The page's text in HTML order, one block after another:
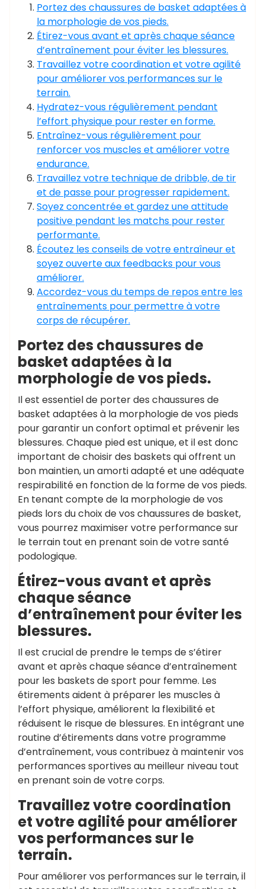
Portez des chaussures de basket adaptées à
la morphologie de vos pieds.
Étirez-vous avant et après chaque séance
d’entraînement pour éviter les blessures.
Travaillez votre coordination et votre agilité
pour améliorer vos performances sur le
terrain.
Hydratez-vous régulièrement pendant
l’effort physique pour rester en forme.
Entraînez-vous régulièrement pour
renforcer vos muscles et améliorer votre
endurance.
Travaillez votre technique de dribble, de tir
et de passe pour progresser rapidement.
Soyez concentrée et gardez une attitude
positive pendant les matchs pour rester
performante.
Écoutez les conseils de votre entraîneur et
soyez ouverte aux feedbacks pour vous
améliorer.
Accordez-vous du temps de repos entre les
entraînements pour permettre à votre
corps de récupérer.
Portez des chaussures de
basket adaptées à la
morphologie de vos pieds.
Il est essentiel de porter des chaussures de
basket adaptées à la morphologie de vos pieds
pour garantir un confort optimal et prévenir les
blessures. Chaque pied est unique, et il est donc
important de choisir des baskets qui offrent un
bon maintien, un amorti adapté et une adéquate
respirabilité en fonction de la forme de vos pieds.
En tenant compte de la morphologie de vos
pieds lors du choix de vos chaussures de basket,
vous pourrez maximiser votre performance sur
le terrain tout en prenant soin de votre santé
podologique.
Étirez-vous avant et après
chaque séance
d’entraînement pour éviter les
blessures.
Il est crucial de prendre le temps de s’étirer
avant et après chaque séance d’entraînement
pour les baskets de sport pour femme. Les
étirements aident à préparer les muscles à
l’effort physique, améliorent la flexibilité et
réduisent le risque de blessures. En intégrant une
routine d’étirements dans votre programme
d’entraînement, vous contribuez à maintenir vos
performances sportives au meilleur niveau tout
en prenant soin de votre corps.
Travaillez votre coordination
et votre agilité pour améliorer
vos performances sur le
terrain.
Pour améliorer vos performances sur le terrain, il